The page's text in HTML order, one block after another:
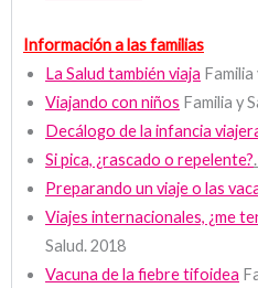
Información a las familias
La Salud también viaja Familia
Viajando con niños Familia y
Decálogo de la infancia
Si pica, ¿rascado o repelente?.
Preparando un viaje o las
Viajes internacionales, ¿me
Salud. 2018
Vacuna de la fiebre tifoidea